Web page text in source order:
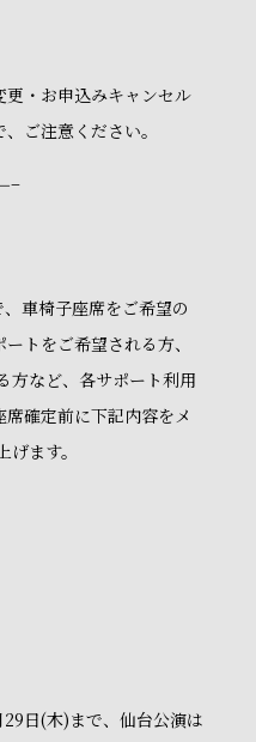
・お申込みキャンセル
ご注意ください。
車椅子座席をご希望の
トをご希望される方、
方など、各サポート利用
確定前に下記内容をメ
ます。
日(木)まで、仙台公演は